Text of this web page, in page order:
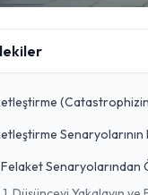
Senaryolarından